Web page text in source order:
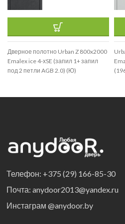
Дверное полотно Urban Z 800x2000
Emalex ice 4-хSE (запил 1+ запил
под 2 петли AGB 2.0) (Ю)
Телефон: +375 (29) 166-85-30
Почта: anydoor2013@yandex.ru
Инстаграм @anydoor.by